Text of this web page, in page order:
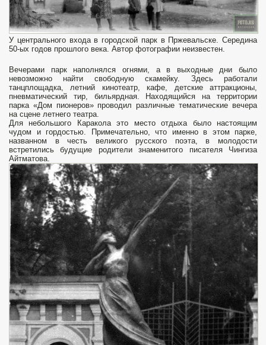
У центрального входа в городской парк в Пржевальске. Середина
50-ых годов прошлого века. Автор фотографии неизвестен.
Вечерами парк наполнялся огнями, а в выходные дни было
невозможно найти свободную скамейку. Здесь работали
танцплощадка, летний кинотеатр, кафе, детские аттракционы,
пневматический тир, бильярдная. Находящийся на территории
парка «Дом пионеров» проводил различные тематические вечера
на сцене летнего театра.
Для небольшого Каракола это место отдыха было настоящим
чудом и гордостью. Примечательно, что именно в этом парке,
названном в честь великого русского поэта, в молодости
встретились будущие родители знаменитого писателя Чингиза
Айтматова.